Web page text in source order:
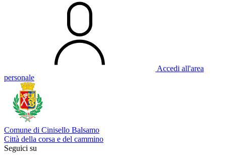
Accedi all'area
personale
Comune di Cinisello Balsamo
Città della corsa e del cammino
Seguici su